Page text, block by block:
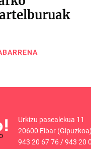
Urkizu pasealekua 11
20600 Eibar (Gipuzkoa)
943 20 67 76/943 20